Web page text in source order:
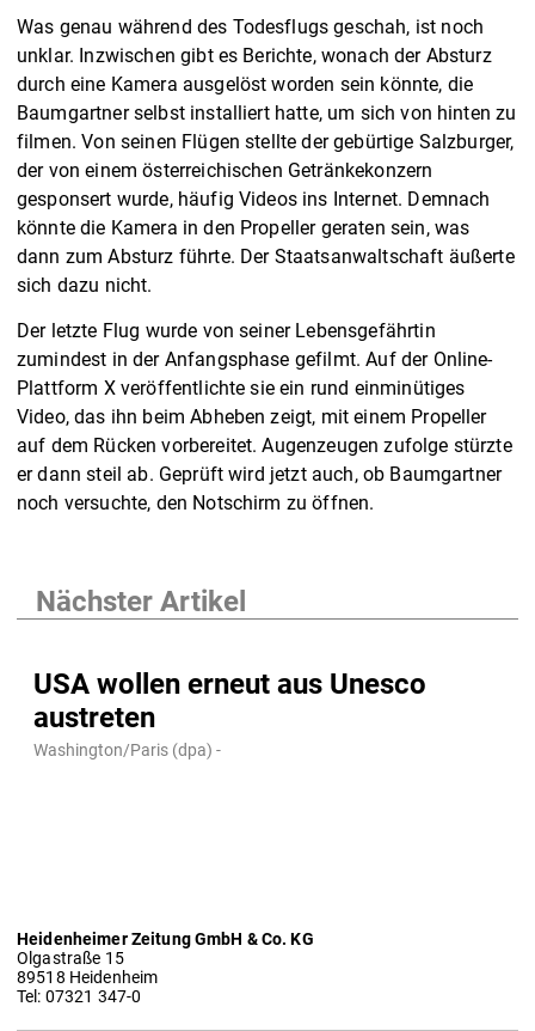
Was genau während des Todesflugs geschah, ist noch
unklar. Inzwischen gibt es Berichte, wonach der Absturz
durch eine Kamera ausgelöst worden sein könnte, die
Baumgartner selbst installiert hatte, um sich von hinten zu
filmen. Von seinen Flügen stellte der gebürtige Salzburger,
der von einem österreichischen Getränkekonzern
gesponsert wurde, häufig Videos ins Internet. Demnach
könnte die Kamera in den Propeller geraten sein, was
dann zum Absturz führte. Der Staatsanwaltschaft äußerte
sich dazu nicht.
Der letzte Flug wurde von seiner Lebensgefährtin
zumindest in der Anfangsphase gefilmt. Auf der Online-
Plattform X veröffentlichte sie ein rund einminütiges
Video, das ihn beim Abheben zeigt, mit einem Propeller
auf dem Rücken vorbereitet. Augenzeugen zufolge stürzte
er dann steil ab. Geprüft wird jetzt auch, ob Baumgartner
noch versuchte, den Notschirm zu öffnen.
Nächster Artikel
USA wollen erneut aus Unesco
austreten
Washington/Paris (dpa) -
Heidenheimer Zeitung GmbH & Co. KG
Olgastraße 15
89518 Heidenheim
Tel: 07321 347-0